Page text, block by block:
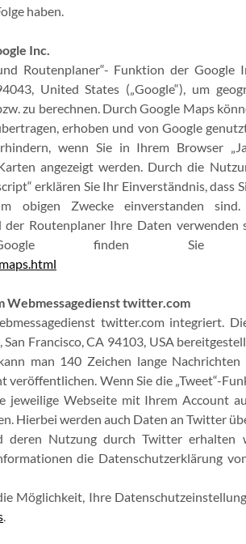
haben.
Inc.
Routenplaner“- Funktion der Google
United States („Google“), um
zu berechnen. Durch Google Maps
erhoben und von Google
wenn Sie in Ihrem Browser
angezeigt werden. Durch die
erklären Sie Ihr Einverständnis, dass
obigen Zwecke einverstanden
Routenplaner Ihre Daten verwenden
Google finden Sie
Webmessagedienst twitter.com
twitter.com integriert.
Francisco, CA 94103, USA
man 140 Zeichen lange
Wenn Sie die „Tweet“-
jeweilige Webseite mit Ihrem Account
Hierbei werden auch Daten an Twitter
Nutzung durch Twitter erhalten
die Datenschutzerklärung
Möglichkeit, Ihre
.